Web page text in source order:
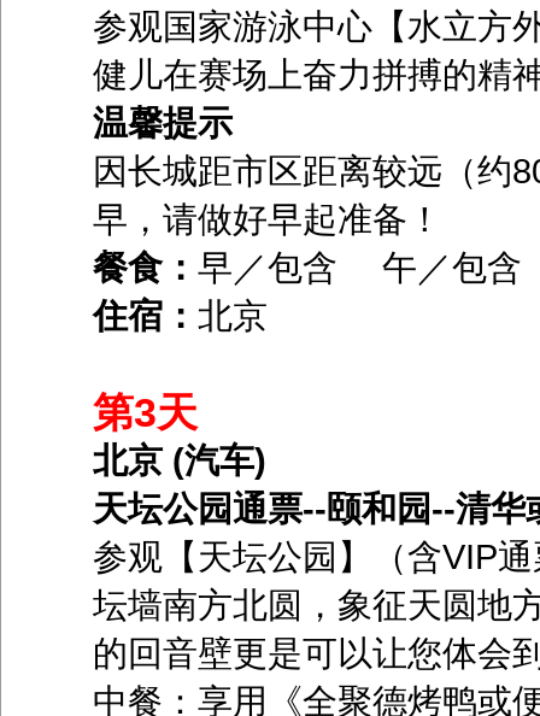
参观国家游泳中心【水立方
健儿在赛场上奋力拼搏的精
温馨提示
因长城距市区距离较远（约
早，请做好早起准备！
餐食： 早／包含 午／包
住宿： 北京
第3天
北京 (汽车)
天坛公园通票--颐和园--清
参观【天坛公园】（含VIP
坛墙南方北圆，象征天圆地
的回音壁更是可以让您体会
中餐：享用《全聚德烤鸭或